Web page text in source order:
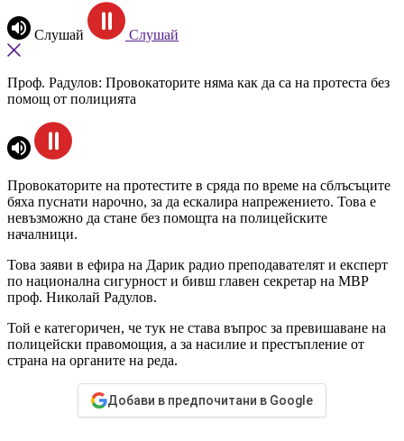
Слушай Слушай
Проф. Радулов: Провокаторите няма как да са на протеста без
помощ от полицията
Провокаторите на протестите в сряда по време на сблъсъците
бяха пуснати нарочно, за да ескалира напрежението. Това е
невъзможно да стане без помощта на полицейските
началници.
Това заяви в ефира на Дарик радио преподавателят и експерт
по национална сигурност и бивш главен секретар на МВР
проф. Николай Радулов.
Той е категоричен, че тук не става въпрос за превишаване на
полицейски правомощия, а за насилие и престъпление от
страна на органите на реда.
Добави в предпочитани в Google